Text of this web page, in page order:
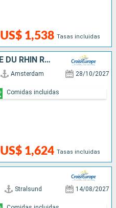
US$ 1,538 Tasas incluidas
LA HOLLANDE ET LA VALLÉE DU RHIN ROMANTIQUE
Amsterdam 28/10/2027
US$ 1,624 Tasas incluidas
Comidas incluidas
Stralsund 14/08/2027